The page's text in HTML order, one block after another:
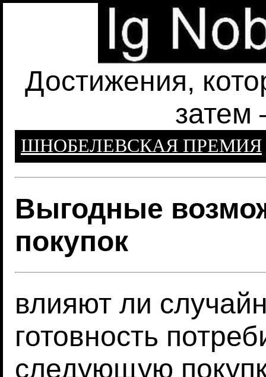
Достижения,
затем
ШНОБЕЛЕВСКАЯ ПРЕМИЯ
Выгодные
покупок
влияют ли
готовность
следующую